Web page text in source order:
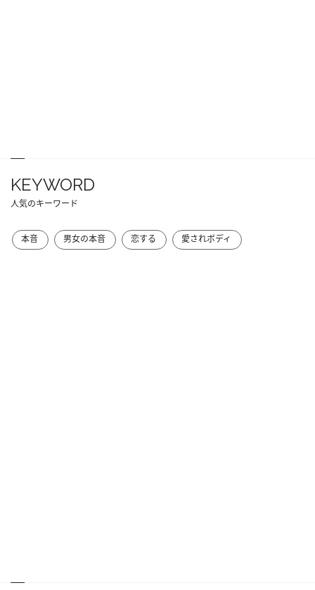
KEYWORD
人気のキーワード
本音 男女の本音 恋する 愛されボディ